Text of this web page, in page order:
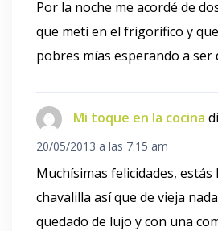
Por la noche me acordé de
que metí en el frigorífico y
pobres mías esperando a ser
Mi toque en la cocina
20/05/2013 a las 7:15 am
Muchísimas felicidades, estás
chavalilla así que de vieja
quedado de lujo y con una